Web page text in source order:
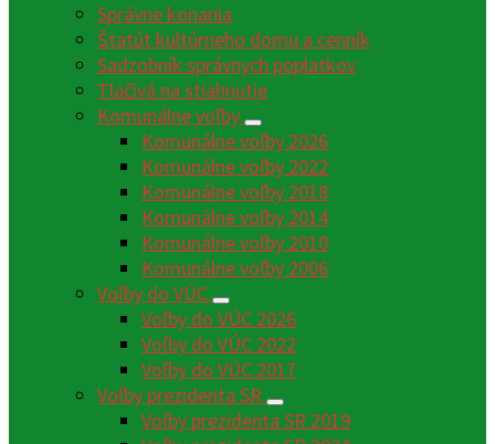
Správne konania
Štatút kultúrneho domu a cenník
Sadzobník správnych poplatkov
Tlačivá na stiahnutie
Komunálne voľby
Komunálne voľby 2026
Komunálne voľby 2022
Komunálne voľby 2018
Komunálne voľby 2014
Komunálne voľby 2010
Komunálne voľby 2006
Voľby do VÚC
Voľby do VÚC 2026
Voľby do VÚC 2022
Voľby do VÚC 2017
Voľby prezidenta SR
Voľby prezidenta SR 2019